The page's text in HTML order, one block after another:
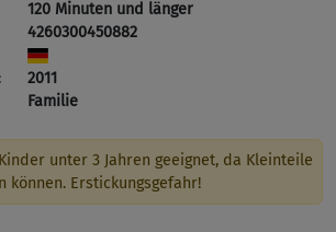
120 Minuten und länger
4260300450882
2011
Familie
unter 3 Jahren geeignet, da Kleinteile
können. Erstickungsgefahr!